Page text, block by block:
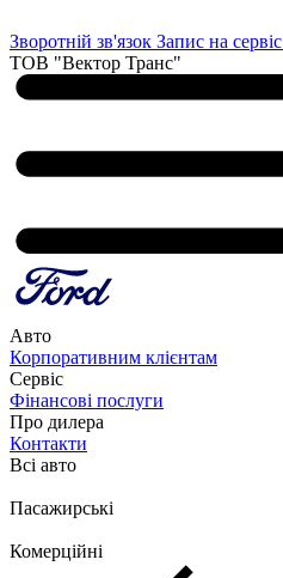
Зворотній зв'язок Запис на сервіс
ТОВ "Вектор Транс"
Авто
Корпоративним клієнтам
Сервіс
Фінансові послуги
Про дилера
Контакти
Всі авто
Пасажирські
Комерційні